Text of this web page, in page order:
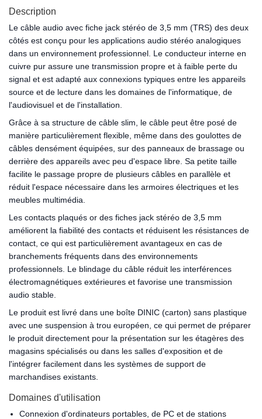
Description
Le câble audio avec fiche jack stéréo de 3,5 mm (TRS) des deux
côtés est conçu pour les applications audio stéréo analogiques
dans un environnement professionnel. Le conducteur interne en
cuivre pur assure une transmission propre et à faible perte du
signal et est adapté aux connexions typiques entre les appareils
source et de lecture dans les domaines de l'informatique, de
l'audiovisuel et de l'installation.
Grâce à sa structure de câble slim, le câble peut être posé de
manière particulièrement flexible, même dans des goulottes de
câbles densément équipées, sur des panneaux de brassage ou
derrière des appareils avec peu d'espace libre. Sa petite taille
facilite le passage propre de plusieurs câbles en parallèle et
réduit l'espace nécessaire dans les armoires électriques et les
meubles multimédia.
Les contacts plaqués or des fiches jack stéréo de 3,5 mm
améliorent la fiabilité des contacts et réduisent les résistances de
contact, ce qui est particulièrement avantageux en cas de
branchements fréquents dans des environnements
professionnels. Le blindage du câble réduit les interférences
électromagnétiques extérieures et favorise une transmission
audio stable.
Le produit est livré dans une boîte DINIC (carton) sans plastique
avec une suspension à trou européen, ce qui permet de préparer
le produit directement pour la présentation sur les étagères des
magasins spécialisés ou dans les salles d'exposition et de
l'intégrer facilement dans les systèmes de support de
marchandises existants.
Domaines d'utilisation
Connexion d'ordinateurs portables, de PC et de stations